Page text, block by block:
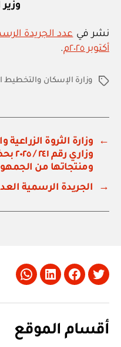
نشر في
أكتوبر ٢٠٢٥م
.
الوسوموزارة الإسكان والتخطيط
←
وزارة الثروة
ومنتجاتها من
→
الجريدة الرسمية العدد
Twitter
Facebook
LinkedIn
أقسام الموقع